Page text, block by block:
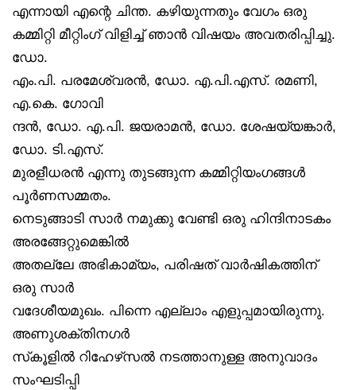
എന്നായി എന്റെ ചിന്ത. കഴിയുന്നതും വേഗം ഒരു
കമ്മിറ്റി മീറ്റിംഗ് വിളിച്ച് ഞാൻ വിഷയം അവതരിപ്പിച്ചു.
ഡോ.
എം.പി. പരമേശ്വരൻ, ഡോ. എ.പി.എസ്. രമണി,
എ.കെ. ഗോവി
ന്ദൻ, ഡോ. എ.പി. ജയരാമൻ, ഡോ. ശേഷയ്യങ്കാർ,
ഡോ. ടി.എസ്.
മുരളീധരൻ എന്നു തുടങ്ങുന്ന കമ്മിറ്റിയംഗങ്ങൾ
പൂർണസമ്മതം.
നെടുങ്ങാടി സാർ നമുക്കു വേണ്ടി ഒരു ഹിന്ദിനാടകം
അരങ്ങേറ്റുമെങ്കിൽ
അതല്ലേ അഭികാമ്യം, പരിഷത് വാർഷികത്തിന്
ഒരു സാർ
വദേശീയമുഖം. പിന്നെ എല്ലാം എളുപ്പമായിരുന്നു.
അണുശക്തിനഗർ
സ്‌കൂളിൽ റിഹേഴ്‌സൽ നടത്താനുള്ള അനുവാദം
സംഘടിപ്പി